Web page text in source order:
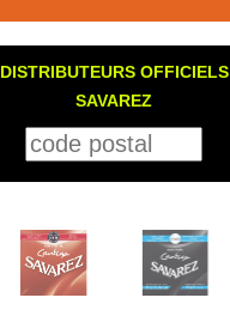
DISTRIBUTEURS OFFICIELS
SAVAREZ